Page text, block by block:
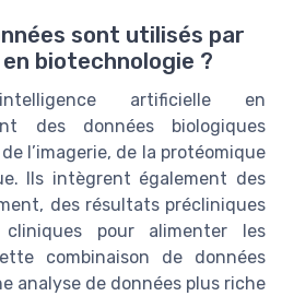
sont utilisés par
biotechnologie ?
artificielle en
des données biologiques
l’imagerie, de la protéomique
Ils intègrent également des
des résultats précliniques
pour alimenter les
combinaison de données
analyse de données plus riche